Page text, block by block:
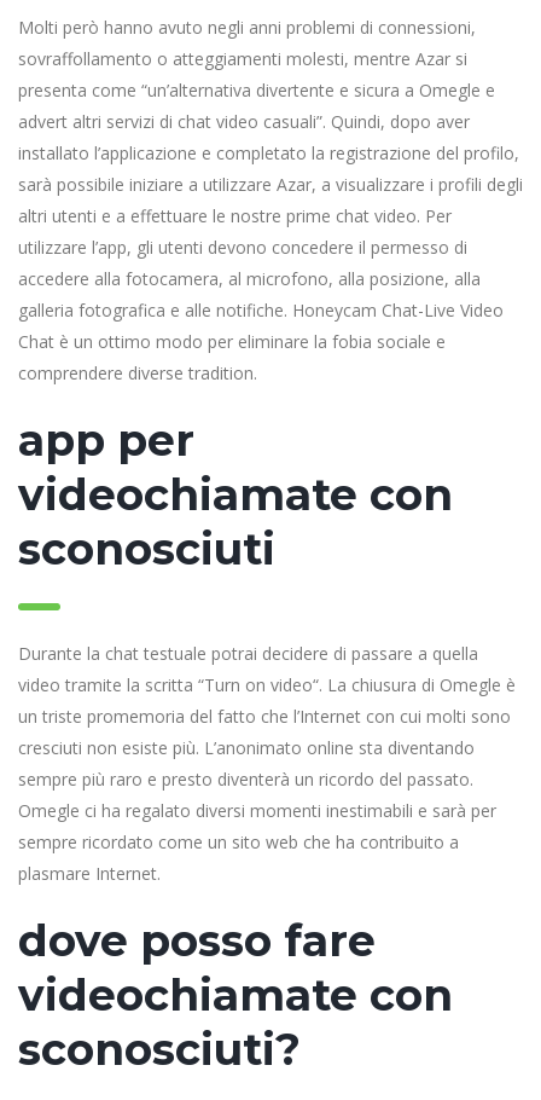
Molti però hanno avuto negli anni problemi di connessioni,
sovraffollamento o atteggiamenti molesti, mentre Azar si
presenta come “un’alternativa divertente e sicura a Omegle e
advert altri servizi di chat video casuali”. Quindi, dopo aver
installato l’applicazione e completato la registrazione del profilo,
sarà possibile iniziare a utilizzare Azar, a visualizzare i profili degli
altri utenti e a effettuare le nostre prime chat video. Per
utilizzare l’app, gli utenti devono concedere il permesso di
accedere alla fotocamera, al microfono, alla posizione, alla
galleria fotografica e alle notifiche. Honeycam Chat-Live Video
Chat è un ottimo modo per eliminare la fobia sociale e
comprendere diverse tradition.
app per
videochiamate con
sconosciuti
Durante la chat testuale potrai decidere di passare a quella
video tramite la scritta “Turn on video“. La chiusura di Omegle è
un triste promemoria del fatto che l’Internet con cui molti sono
cresciuti non esiste più. L’anonimato online sta diventando
sempre più raro e presto diventerà un ricordo del passato.
Omegle ci ha regalato diversi momenti inestimabili e sarà per
sempre ricordato come un sito web che ha contribuito a
plasmare Internet.
dove posso fare
videochiamate con
sconosciuti?